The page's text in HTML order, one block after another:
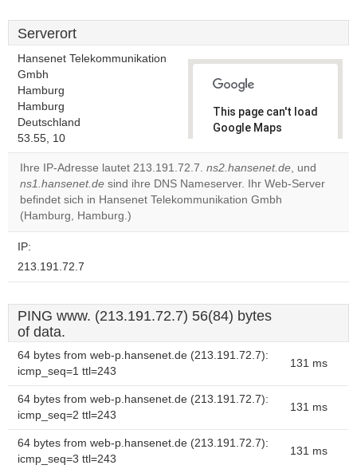
Serverort
Hansenet Telekommunikation
Gmbh
Hamburg
Hamburg
Deutschland
53.55, 10
This page can't load
Google Maps
Do you
website?
OK
Ihre IP-Adresse lautet 213.191.72.7. ns2.hansenet.de, und
ns1.hansenet.de sind ihre DNS Nameserver. Ihr Web-Server
befindet sich in Hansenet Telekommunikation Gmbh
(Hamburg, Hamburg.)
IP:
213.191.72.7
PING www. (213.191.72.7) 56(84) bytes
of data.
64 bytes from web-p.hansenet.de (213.191.72.7):
icmp_seq=1 ttl=243
131 ms
64 bytes from web-p.hansenet.de (213.191.72.7):
icmp_seq=2 ttl=243
131 ms
64 bytes from web-p.hansenet.de (213.191.72.7):
icmp_seq=3 ttl=243
131 ms